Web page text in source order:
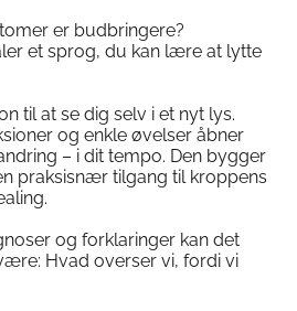
er budbringere?
et sprog, du kan lære at lytte
til at se dig selv i et nyt lys.
og enkle øvelser åbner
– i dit tempo. Den bygger
praksisnær tilgang til kroppens
og forklaringer kan det
Hvad overser vi, fordi vi